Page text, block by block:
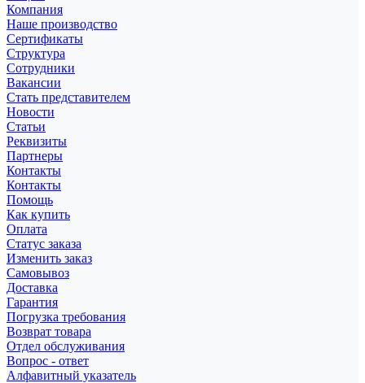
Компания
Наше производство
Сертификаты
Структура
Сотрудники
Вакансии
Стать представителем
Новости
Статьи
Реквизиты
Партнеры
Контакты
Контакты
Помощь
Как купить
Оплата
Статус заказа
Изменить заказ
Самовывоз
Доставка
Гарантия
Погрузка требования
Возврат товара
Отдел обслуживания
Вопрос - ответ
Алфавитный указатель